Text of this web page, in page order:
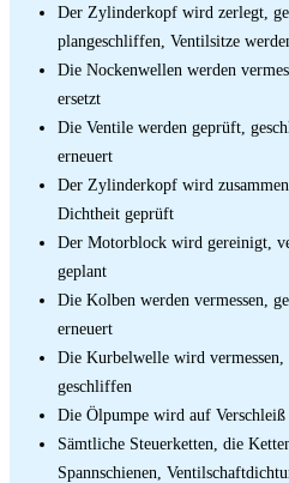
Der Zylinderkopf wird zerlegt,
plangeschliffen, Ventilsitze
Die Nockenwellen werden
ersetzt
Die Ventile werden geprüft,
erneuert
Der Zylinderkopf wird
Dichtheit geprüft
Der Motorblock wird gereinigt,
geplant
Die Kolben werden vermessen,
erneuert
Die Kurbelwelle wird
geschliffen
Die Ölpumpe wird auf
Sämtliche Steuerketten, die
Spannschienen,